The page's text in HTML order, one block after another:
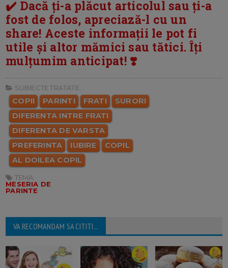
✔️ Dacă ți-a plăcut articolul sau ți-a
fost de folos, apreciază-l cu un
share! Aceste informații le pot fi
utile și altor mămici sau tătici. Îți
mulțumim anticipat! ❣️
SUBIECTE TRATATE:
COPII PARINTI FRATI
SURORI
DIFERENTA INTRE FRATI
DIFERENTA DE VARSTA
PREFERINTA
IUBIRE
COPIL
AL DOILEA COPIL
TEMA:
MESERIA DE
PARINTE
VA RECOMANDAM SA CITITI...